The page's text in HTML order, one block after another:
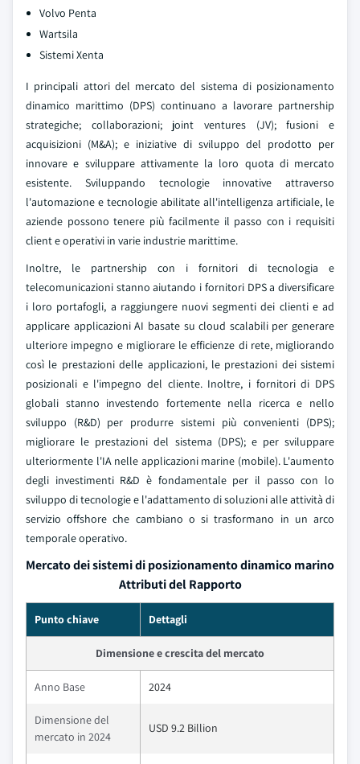
Volvo Penta
Wartsila
Sistemi Xenta
I principali attori del mercato del sistema di posizionamento
dinamico marittimo (DPS) continuano a lavorare partnership
strategiche; collaborazioni; joint ventures (JV); fusioni e
acquisizioni (M&A); e iniziative di sviluppo del prodotto per
innovare e sviluppare attivamente la loro quota di mercato
esistente. Sviluppando tecnologie innovative attraverso
l'automazione e tecnologie abilitate all'intelligenza artificiale, le
aziende possono tenere più facilmente il passo con i requisiti
client e operativi in varie industrie marittime.
Inoltre, le partnership con i fornitori di tecnologia e
telecomunicazioni stanno aiutando i fornitori DPS a diversificare
i loro portafogli, a raggiungere nuovi segmenti dei clienti e ad
applicare applicazioni AI basate su cloud scalabili per generare
ulteriore impegno e migliorare le efficienze di rete, migliorando
così le prestazioni delle applicazioni, le prestazioni dei sistemi
posizionali e l'impegno del cliente. Inoltre, i fornitori di DPS
globali stanno investendo fortemente nella ricerca e nello
sviluppo (R&D) per produrre sistemi più convenienti (DPS);
migliorare le prestazioni del sistema (DPS); e per sviluppare
ulteriormente l'IA nelle applicazioni marine (mobile). L'aumento
degli investimenti R&D è fondamentale per il passo con lo
sviluppo di tecnologie e l'adattamento di soluzioni alle attività di
servizio offshore che cambiano o si trasformano in un arco
temporale operativo.
Mercato dei sistemi di posizionamento dinamico marino
Attributi del Rapporto
Punto chiave Dettagli
Dimensione e crescita del mercato
Anno Base 2024
Dimensione del
mercato in 2024
USD 9.2 Billion